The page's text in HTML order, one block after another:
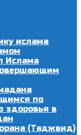
ислама
Ислама
по
здоровья в
(Таджвид)